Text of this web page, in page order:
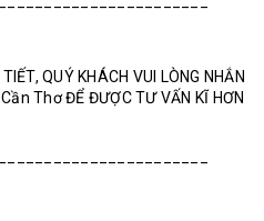
QUÝ KHÁCH VUI LÒNG NHẮN
Thơ ĐỂ ĐƯỢC TƯ VẤN KĨ HƠN